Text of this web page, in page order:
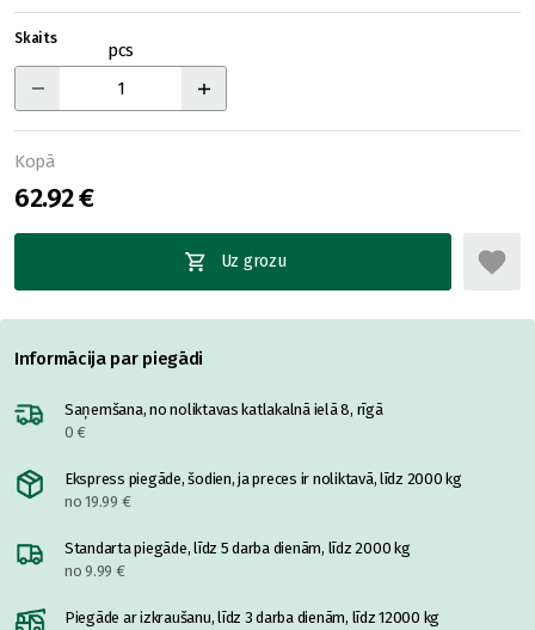
Skaits
pcs
Kopā
62.92 €
Uz grozu
Informācija par piegādi
Saņemšana, no noliktavas katlakalnā ielā 8, rīgā
0 €
Ekspress piegāde, šodien, ja preces ir noliktavā, līdz 2000 kg
no 19.99 €
Standarta piegāde, līdz 5 darba dienām, līdz 2000 kg
no 9.99 €
Piegāde ar izkraušanu, līdz 3 darba dienām, līdz 12000 kg